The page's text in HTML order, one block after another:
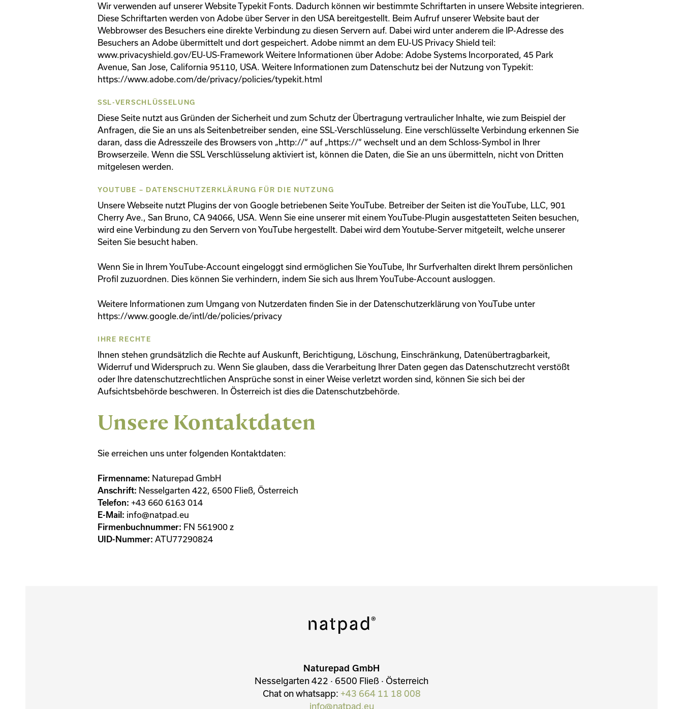
Wir verwenden auf unserer Website Typekit Fonts. Dadurch können wir bestimmte Schriftarten in unsere Website integrieren.
Diese Schriftarten werden von Adobe über Server in den USA bereitgestellt. Beim Aufruf unserer Website baut der
Webbrowser des Besuchers eine direkte Verbindung zu diesen Servern auf. Dabei wird unter anderem die IP-Adresse des
Besuchers an Adobe übermittelt und dort gespeichert. Adobe nimmt an dem EU-US Privacy Shield teil:
www.privacyshield.gov/EU-US-Framework Weitere Informationen über Adobe: Adobe Systems Incorporated, 45 Park
Avenue, San Jose, California 95110, USA. Weitere Informationen zum Datenschutz bei der Nutzung von Typekit:
https://www.adobe.com/de/privacy/policies/typekit.html
SSL-VERSCHLÜSSELUNG
Diese Seite nutzt aus Gründen der Sicherheit und zum Schutz der Übertragung vertraulicher Inhalte, wie zum Beispiel der
Anfragen, die Sie an uns als Seitenbetreiber senden, eine SSL-Verschlüsselung. Eine verschlüsselte Verbindung erkennen Sie
daran, dass die Adresszeile des Browsers von „http://“ auf „https://“ wechselt und an dem Schloss-Symbol in Ihrer
Browserzeile. Wenn die SSL Verschlüsselung aktiviert ist, können die Daten, die Sie an uns übermitteln, nicht von Dritten
mitgelesen werden.
YOUTUBE – DATENSCHUTZERKLÄRUNG FÜR DIE NUTZUNG
Unsere Webseite nutzt Plugins der von Google betriebenen Seite YouTube. Betreiber der Seiten ist die YouTube, LLC, 901
Cherry Ave., San Bruno, CA 94066, USA. Wenn Sie eine unserer mit einem YouTube-Plugin ausgestatteten Seiten besuchen,
wird eine Verbindung zu den Servern von YouTube hergestellt. Dabei wird dem Youtube-Server mitgeteilt, welche unserer
Seiten Sie besucht haben.
Wenn Sie in Ihrem YouTube-Account eingeloggt sind ermöglichen Sie YouTube, Ihr Surfverhalten direkt Ihrem persönlichen
Profil zuzuordnen. Dies können Sie verhindern, indem Sie sich aus Ihrem YouTube-Account ausloggen.
Weitere Informationen zum Umgang von Nutzerdaten finden Sie in der Datenschutzerklärung von YouTube unter
https://www.google.de/intl/de/policies/privacy
IHRE RECHTE
Ihnen stehen grundsätzlich die Rechte auf Auskunft, Berichtigung, Löschung, Einschränkung, Datenübertragbarkeit,
Widerruf und Widerspruch zu. Wenn Sie glauben, dass die Verarbeitung Ihrer Daten gegen das Datenschutzrecht verstößt
oder Ihre datenschutzrechtlichen Ansprüche sonst in einer Weise verletzt worden sind, können Sie sich bei der
Aufsichtsbehörde beschweren. In Österreich ist dies die Datenschutzbehörde.
Unsere Kontaktdaten
Sie erreichen uns unter folgenden Kontaktdaten:
Firmenname: Naturepad GmbH
Anschrift: Nesselgarten 422, 6500 Fließ, Österreich
Telefon: +43 660 6163 014
E-Mail: info@natpad.eu
Firmenbuchnummer: FN 561900 z
UID-Nummer: ATU77290824
Naturepad GmbH
Nesselgarten 422 · 6500 Fließ · Österreich
Chat on whatsapp: +43 664 11 18 008
info@natpad.eu